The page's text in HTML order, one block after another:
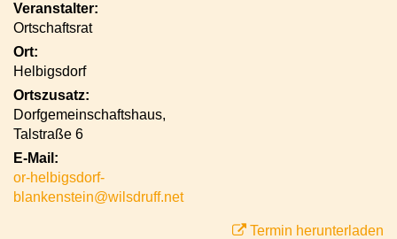
Veranstalter:
Ortschaftsrat
Ort:
Helbigsdorf
Ortszusatz:
Dorfgemeinschaftshaus,
Talstraße 6
E-Mail:
or-helbigsdorf-
blankenstein@wilsdruff.net
Termin herunterladen